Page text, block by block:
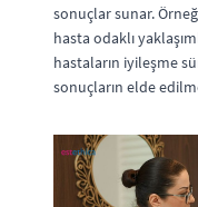
sonuçlar sunar.
hasta odaklı
hastaların iyileşme
sonuçların elde